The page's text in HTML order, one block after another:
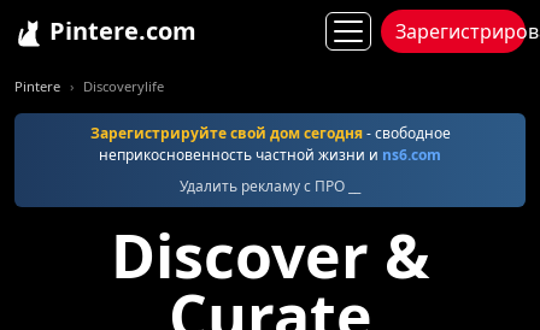
Pintere.com
Pintere Discoverylife
Зарегистрируйте свой дом сегодня- свободное
неприкосновенность частной жизни и ns6.com
Удалить рекламу с ПРО __
Discover &